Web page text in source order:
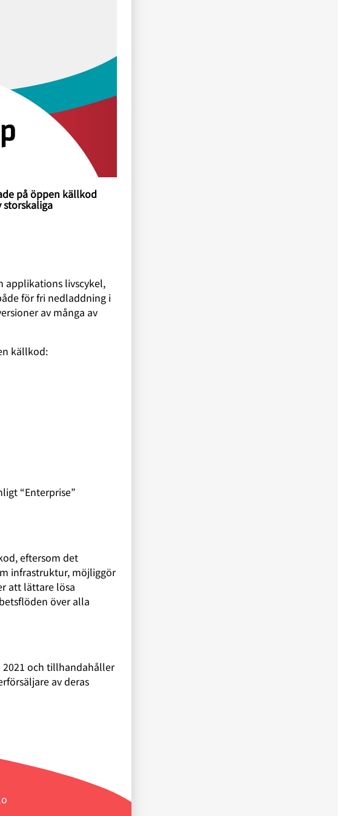
på öppen källkod
applikations livscykel,
för fri nedladdning i
av många av
källkod:
“Enterprise”
eftersom det
infrastruktur, möjliggör
att lättare lösa
över alla
och tillhandahåller
av deras